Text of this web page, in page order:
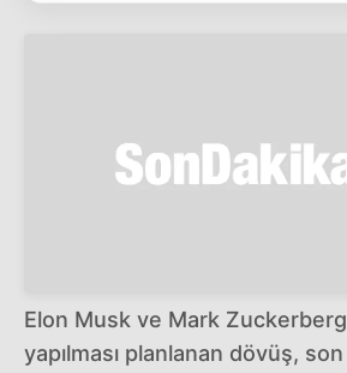
Elon Musk ve Mark Zuckerberg
yapılması planlanan dövüş,